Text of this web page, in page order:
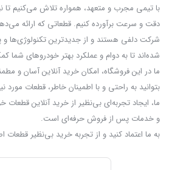
با تیمی مجرب و متعهد، همواره تلاش می‌کنیم تا
دقت و سرعت برآورده کنیم. قطعاتی که ارائه
شرکت دلفی هستند و از جدیدترین تکنولوژی‌ها و
شده‌اند تا به دوام و عملکرد بهتر خودروهای شما
ما در این فروشگاه، امکان خرید آنلاین آسان و
بتوانید به راحتی و با اطمینان خاطر، قطعات
ما، ایجاد تجربه‌ای بی‌نظیر از خرید آنلاین
و خدمات پس از فروش حرفه‌ای است.
به ما اعتماد کنید و از تجربه‌ خرید بی‌نظیر